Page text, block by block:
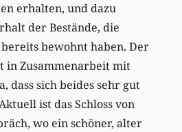
erhalten, und dazu
der Bestände, die
bewohnt haben. Der
in Zusammenarbeit mit
dass sich beides sehr gut
ist das Schloss von
wo ein schöner, alter